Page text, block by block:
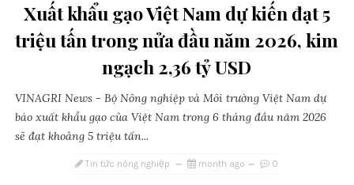
Xuất khẩu gạo Việt Nam dự kiến đạt 5
triệu tấn trong nửa đầu năm 2026, kim
ngạch 2,36 tỷ USD
VINAGRI News - Bộ Nông nghiệp và Môi trường Việt Nam dự
báo xuất khẩu gạo của Việt Nam trong 6 tháng đầu năm 2026
sẽ đạt khoảng 5 triệu tấn...
Tin tức nông nghiệp month ago 0